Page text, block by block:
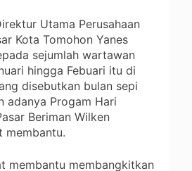
Utama Perusahaan
Kota Tomohon Yanes
sejumlah wartawan
hingga Febuari itu di
disebutkan bulan sepi
adanya Progam Hari
Beriman Wilken
membantu.
membantu membangkitkan